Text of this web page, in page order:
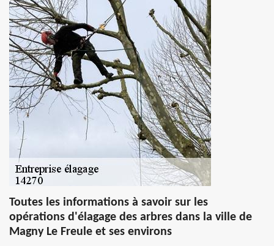
Toutes les informations à savoir sur les
opérations d'élagage des arbres dans la ville de
Magny Le Freule et ses environs